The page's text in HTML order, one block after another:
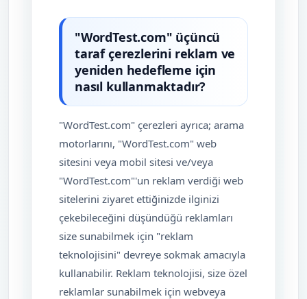
"WordTest.com" üçüncü
taraf çerezlerini reklam ve
yeniden hedefleme için
nasıl kullanmaktadır?
"WordTest.com" çerezleri ayrıca; arama
motorlarını, "WordTest.com" web
sitesini veya mobil sitesi ve/veya
"WordTest.com"'un reklam verdiği web
sitelerini ziyaret ettiğinizde ilginizi
çekebileceğini düşündüğü reklamları
size sunabilmek için "reklam
teknolojisini" devreye sokmak amacıyla
kullanabilir. Reklam teknolojisi, size özel
reklamlar sunabilmek için webveya